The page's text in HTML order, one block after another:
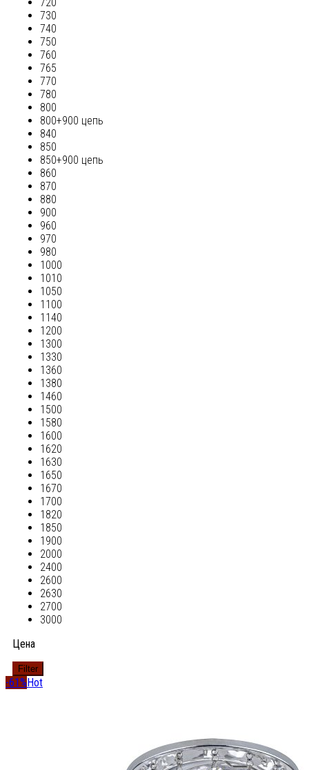
720
730
740
750
760
765
770
780
800
800+900 цепь
840
850
850+900 цепь
860
870
880
900
960
970
980
1000
1010
1050
1100
1140
1200
1300
1330
1360
1380
1460
1500
1580
1600
1620
1630
1650
1670
1700
1820
1850
1900
2000
2400
2600
2630
2700
3000
Цена
Filter
-61% Hot